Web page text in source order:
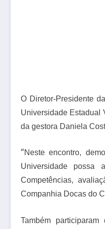
O Diretor-Presidente
Universidade Estadual
da gestora Daniela
“Neste encontro,
Universidade possa
Competências,
Companhia Docas do
Também